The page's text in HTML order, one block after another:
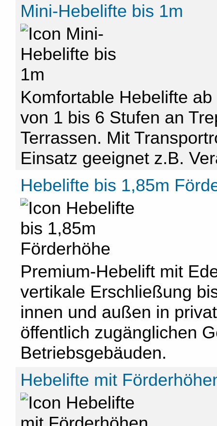
Mini-Hebelifte bis 1m
Komfortable Hebelifte
von 1 bis 6 Stufen an
Terrassen. Mit
Einsatz geeignet z.B.
Hebelifte bis 1,85m
Premium-Hebelift mit
vertikale Erschließung
innen und außen in
öffentlich zugänglichen
Betriebsgebäuden.
Hebelifte mit